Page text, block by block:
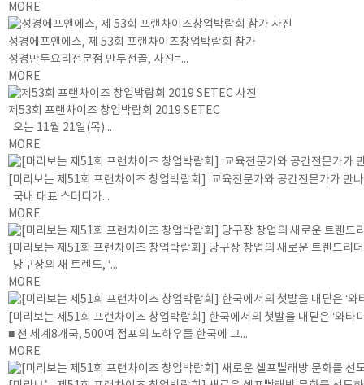
MORE
성경에프앤에스, 제 53회 프랜차이즈창업박람회 참가
성경만두요리전문점 만두전골, 사진=...
MORE
제53회 프랜차이즈 창업박람회 2019 SETEC
오는 11월 21일(목)...
MORE
[미리보는 제51회 프랜차이즈 창업박람회] ‘교육전문가와 공간전문가가 만
국내 대표 스터디카...
MORE
[미리보는 제51회 프랜차이즈 창업박람회] 당구장 창업의 새로운 트렌드리더
당구장의 새 트렌드, ‘...
MORE
[미리보는 제51회 프랜차이즈 창업박람회] 한국에서의 첫발을 내딛은 ‘와타
■ 전 세계8개국, 500여 점포의 노하우를 한국에 그...
MORE